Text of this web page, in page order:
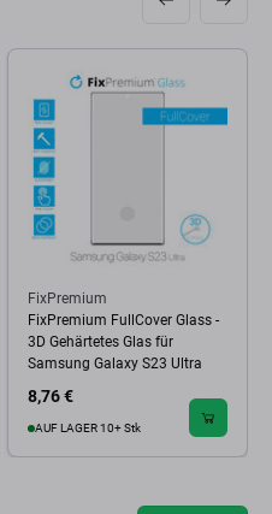
FixPremium
FixPremium FullCover Glass -
3D Gehärtetes Glas für
Samsung Galaxy S23 Ultra
8,76 €
AUF LAGER 10+ Stk